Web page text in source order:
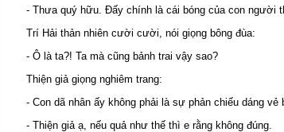
- Thưa quý hữu. Đấy chính là cái bóng của con người
Trí Hải thản nhiên cười cười, nói giọng bông đùa:
- Ô là ta?! Ta mà cũng bảnh trai vậy sao?
Thiện giả giọng nghiêm trang:
- Con dã nhân ấy không phải là sự phản chiếu dáng
- Thiện giả ạ, nếu quả như thế thì e rằng không đúng.